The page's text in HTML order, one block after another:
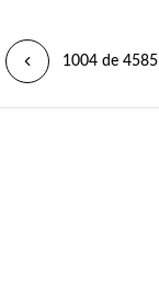
1004 de 4585